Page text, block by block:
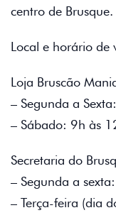
centro de Brusque.
Local e horário de
Loja Bruscão
– Segunda a
– Sábado: 9h às
Secretaria do
– Segunda a
– Terça-feira (dia